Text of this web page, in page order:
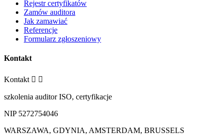
Rejestr certyfikatów
Zamów auditora
Jak zamawiać
Referencje
Formularz zgłoszeniowy
Kontakt
Kontakt  
szkolenia auditor ISO, certyfikacje
NIP 5272754046
WARSZAWA, GDYNIA, AMSTERDAM, BRUSSELS